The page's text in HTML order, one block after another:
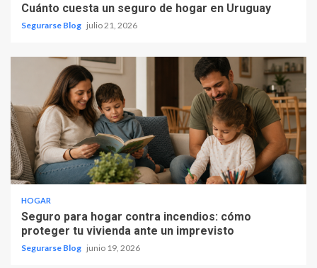
Cuánto cuesta un seguro de hogar en Uruguay
Segurarse Blog julio 21, 2026
HOGAR
Seguro para hogar contra incendios: cómo
proteger tu vivienda ante un imprevisto
Segurarse Blog junio 19, 2026